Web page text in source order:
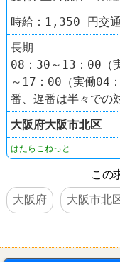
時給：1,350 円交
長期
08：30～13：00（
～17：00（実働04
番、遅番は半々での
大阪府大阪市北区
はたらこねっと
この
大阪府
大阪市北